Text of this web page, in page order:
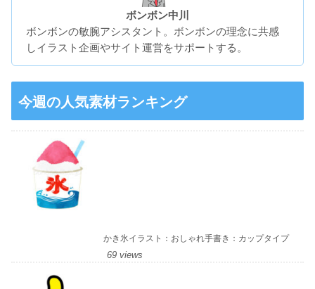
ボンボン中川
ボンボンの敏腕アシスタント。ボンボンの理念に共感
しイラスト企画やサイト運営をサポートする。
今週の人気素材ランキング
かき氷イラスト：おしゃれ手書き：カップタイプ
69 views